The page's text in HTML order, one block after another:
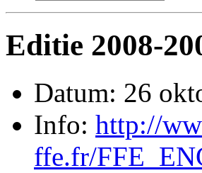
Editie 2008-
Datum: 26
Info: http://
ffe.fr/